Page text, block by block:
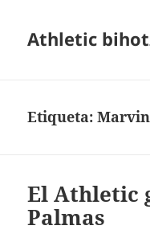
Athletic
Etiqueta:Marvin
El Athletic
Palmas